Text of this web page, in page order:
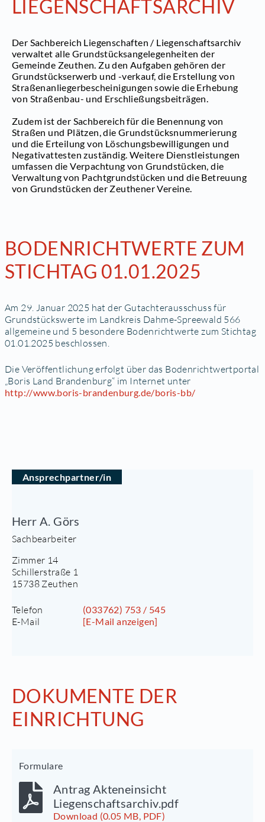
LIEGENSCHAFTSARCHIV
Der Sachbereich Liegenschaften / Liegenschaftsarchiv
verwaltet alle Grundstücksangelegenheiten der
Gemeinde Zeuthen. Zu den Aufgaben gehören der
Grundstückserwerb und -verkauf, die Erstellung von
Straßenanliegerbescheinigungen sowie die Erhebung
von Straßenbau- und Erschließungsbeiträgen.
Zudem ist der Sachbereich für die Benennung von
Straßen und Plätzen, die Grundstücksnummerierung
und die Erteilung von Löschungsbewilligungen und
Negativattesten zuständig. Weitere Dienstleistungen
umfassen die Verpachtung von Grundstücken, die
Verwaltung von Pachtgrundstücken und die Betreuung
von Grundstücken der Zeuthener Vereine.
BODENRICHTWERTE ZUM
STICHTAG 01.01.2025
Am 29. Januar 2025 hat der Gutachterausschuss für
Grundstückswerte im Landkreis Dahme-Spreewald 566
allgemeine und 5 besondere Bodenrichtwerte zum Stichtag
01.01.2025 beschlossen.
Die Veröffentlichung erfolgt über das Bodenrichtwertportal
„Boris Land Brandenburg“ im Internet unter
http://www.boris-brandenburg.de/boris-bb/
Ansprechpartner/in
Herr A. Görs
Sachbearbeiter
Zimmer 14
Schillerstraße 1
15738 Zeuthen
Telefon (033762) 753 / 545
E-Mail [E-Mail anzeigen]
DOKUMENTE DER
EINRICHTUNG
Formulare
Antrag Akteneinsicht
Liegenschaftsarchiv.pdf
Download (0.05 MB, PDF)